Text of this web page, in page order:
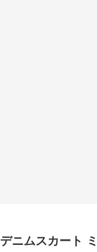
デニムスカート